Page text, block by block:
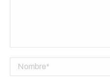
Nombre *